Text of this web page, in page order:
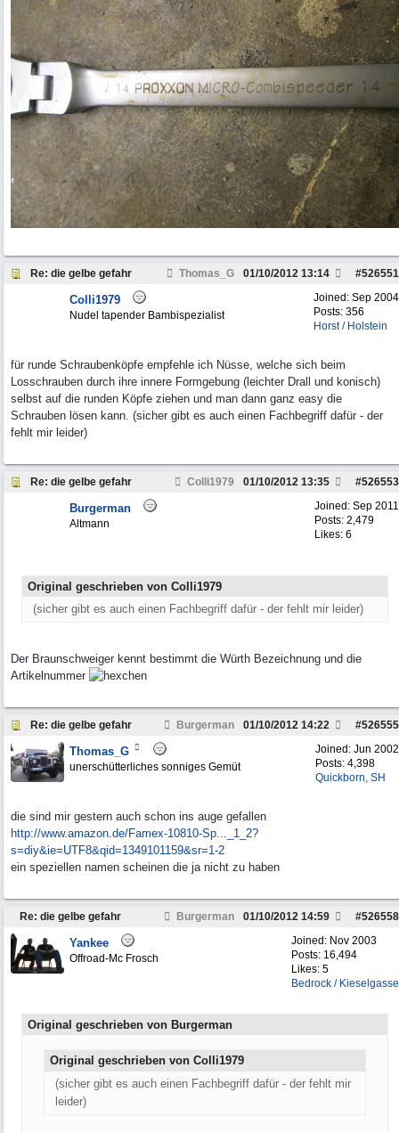
Re: die gelbe gefahr Thomas_G #526551
01/10/2012 13:14
Joined: Sep 2004
Posts: 356
Horst / Holstein
Colli1979
Nudel tapender Bambispezialist
für runde Schraubenköpfe empfehle ich Nüsse, welche sich beim
Losschrauben durch ihre innere Formgebung (leichter Drall und konisch)
selbst auf die runden Köpfe ziehen und man dann ganz easy die
Schrauben lösen kann. (sicher gibt es auch einen Fachbegriff dafür - der
fehlt mir leider)
Re: die gelbe gefahr Colli1979 #526553
01/10/2012 13:35
Joined: Sep 2011
Posts: 2,479
Likes: 6
Burgerman
Altmann
Original geschrieben von Colli1979
(sicher gibt es auch einen Fachbegriff dafür - der fehlt mir leider)
Der Braunschweiger kennt bestimmt die Würth Bezeichnung und die
Artikelnummer
Re: die gelbe gefahr Burgerman #526555
01/10/2012 14:22
Joined: Jun 2002
Posts: 4,398
Quickborn, SH
Thomas_G
unerschütterliches sonniges Gemüt
die sind mir gestern auch schon ins auge gefallen
http://www.amazon.de/Famex-10810-Sp... _1_2?
s=diy&ie=UTF8&qid=1349101159&sr=1-2
ein speziellen namen scheinen die ja nicht zu haben
Re: die gelbe gefahr Burgerman #526558
01/10/2012 14:59
Joined: Nov 2003
Posts: 16,494
Likes: 5
Bedrock / Kieselgasse
Yankee
Offroad-Mc Frosch
Original geschrieben von Burgerman
Original geschrieben von Colli1979
(sicher gibt es auch einen Fachbegriff dafür - der fehlt mir
leider)